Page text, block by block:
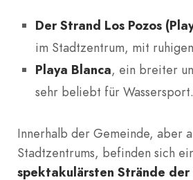
Der Strand Los Pozos
im Stadtzentrum, mit
Playa Blanca, ein breiter
sehr beliebt für Wassersport.
Innerhalb der Gemeinde, aber
Stadtzentrums, befinden sich
spektakulärsten Strände